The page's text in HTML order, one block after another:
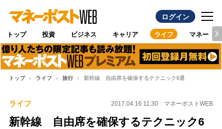
ログイン
トップ 投資 ビジネス キャリア ライフ マネー
トップ ライフ 旅行 新幹線 自由席を確保するテクニック6選
ライフ 2017.04.16 11:30 マネーポストWEB
新幹線 自由席を確保するテクニック6